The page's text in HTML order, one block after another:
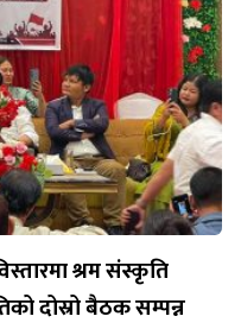
श्रम संस्कृति
दोस्रो बैठक सम्पन्न